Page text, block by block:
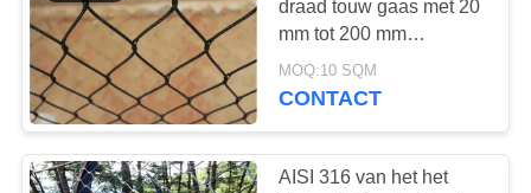
De zwarte Kabel
van de Oxydedraad
draad touw gaas met 20
mm tot 200 mm
diafragma en 1,2 mm tot
3,2 mm kabel diameter
MOQ:10 SQM
CONTACT
AISI 316 van het het